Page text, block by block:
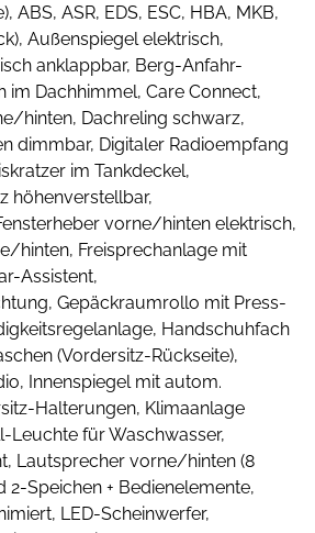
ABS, ASR, EDS, ESC, HBA, MKB,
Außenspiegel elektrisch,
anklappbar, Berg-Anfahr-
im Dachhimmel, Care Connect,
hinten, Dachreling schwarz,
dimmbar, Digitaler Radioempfang
im Tankdeckel,
höhenverstellbar,
vorne/hinten elektrisch,
hinten, Freisprechanlage mit
Assistent,
Gepäckraumrollo mit Press-
Handschuhfach
(Vordersitz-Rückseite),
Innenspiegel mit autom.
Halterungen, Klimaanlage
Leuchte für Waschwasser,
Lautsprecher vorne/hinten (8
2-Speichen + Bedienelemente,
LED-Scheinwerfer,